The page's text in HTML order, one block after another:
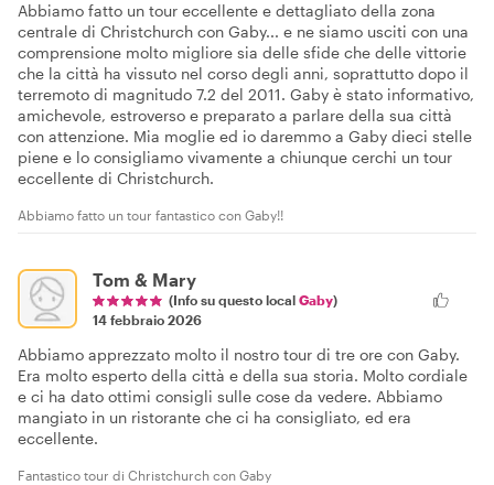
Abbiamo fatto un tour eccellente e dettagliato della zona
centrale di Christchurch con Gaby... e ne siamo usciti con una
comprensione molto migliore sia delle sfide che delle vittorie
che la città ha vissuto nel corso degli anni, soprattutto dopo il
terremoto di magnitudo 7.2 del 2011. Gaby è stato informativo,
amichevole, estroverso e preparato a parlare della sua città
con attenzione. Mia moglie ed io daremmo a Gaby dieci stelle
piene e lo consigliamo vivamente a chiunque cerchi un tour
eccellente di Christchurch.
Abbiamo fatto un tour fantastico con Gaby!!
Tom & Mary
(Info su questo local Gaby)
14 febbraio 2026
Abbiamo apprezzato molto il nostro tour di tre ore con Gaby.
Era molto esperto della città e della sua storia. Molto cordiale
e ci ha dato ottimi consigli sulle cose da vedere. Abbiamo
mangiato in un ristorante che ci ha consigliato, ed era
eccellente.
Fantastico tour di Christchurch con Gaby